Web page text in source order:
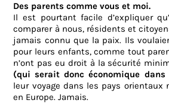
Des parents comme vous et moi.
Il est pourtant facile d’expliquer
comparer à nous, résidents et
jamais connu que la paix. Ils
pour leurs enfants, comme tout
n’ont pas eu droit à la sécurité
(qui serait donc économique dans
leur voyage dans les pays orientaux
en Europe. Jamais.